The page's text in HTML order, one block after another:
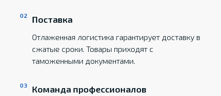
Поставка
Отлаженная логистика гарантирует доставку в
сжатые сроки. Товары приходят с
таможенными документами.
Команда профессионалов